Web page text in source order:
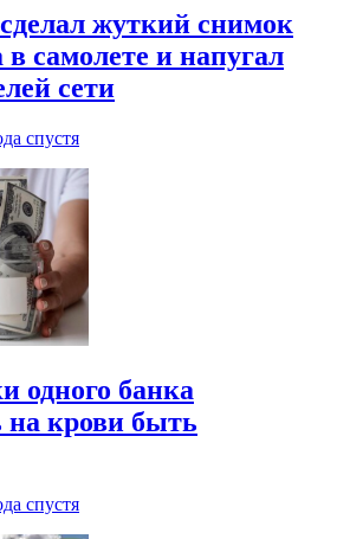
жуткий снимок
самолете и напугал
сети
спустя
одного банка
на крови быть
спустя